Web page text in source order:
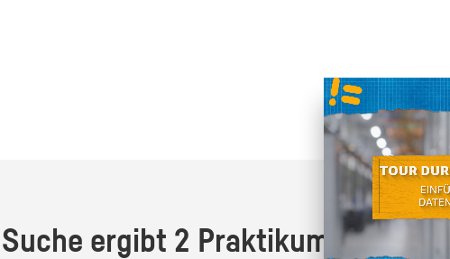
Oder finde
Suche ergibt 2